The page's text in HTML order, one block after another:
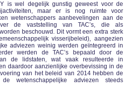
is wel degelijk gunstig geweest voor de
maar er is nog ruimte voor
wetenschappers aanbevelingen aan de
de vaststelling van TAC’s, die als
beschouwd. Dit vormt een extra sterk
visserijbeleid), aangezien
adviezen weinig werden geïntegreerd in
werden de TAC’s bepaald door de
de lidstaten, wat vaak resulteerde in
daardoor aanzienlijke overbevissing in de
van het beleid van 2014 hebben de
wetenschappelijke adviezen steeds